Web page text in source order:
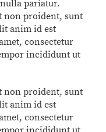
pariatur.
non proident, sunt
anim id est
consectetur
incididunt ut
non proident, sunt
anim id est
consectetur